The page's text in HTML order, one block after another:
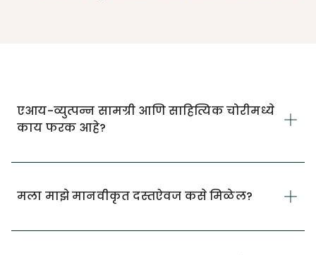
एआय-व्युत्पन्न सामग्री आणि साहित्यिक चोरीमध्ये
काय फरक आहे?
मला माझे मानवीकृत दस्तऐवज कसे मिळेल?